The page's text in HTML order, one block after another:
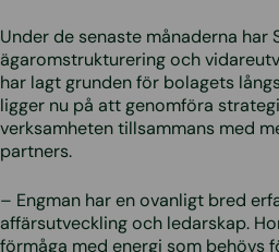
Under de senaste månaderna har
ägaromstrukturering och
har lagt grunden för bolagets
ligger nu på att genomföra
verksamheten tillsammans med
partners.
– Engman har en ovanligt bred
affärsutveckling och ledarskap.
förmåga med energi som behövs